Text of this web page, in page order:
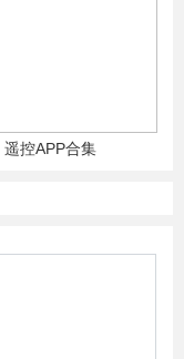
遥控APP合集